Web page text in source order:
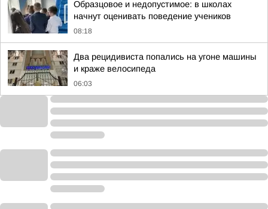
Образцовое и недопустимое: в школах
начнут оценивать поведение учеников
08:18
Два рецидивиста попались на угоне машины
и краже велосипеда
06:03